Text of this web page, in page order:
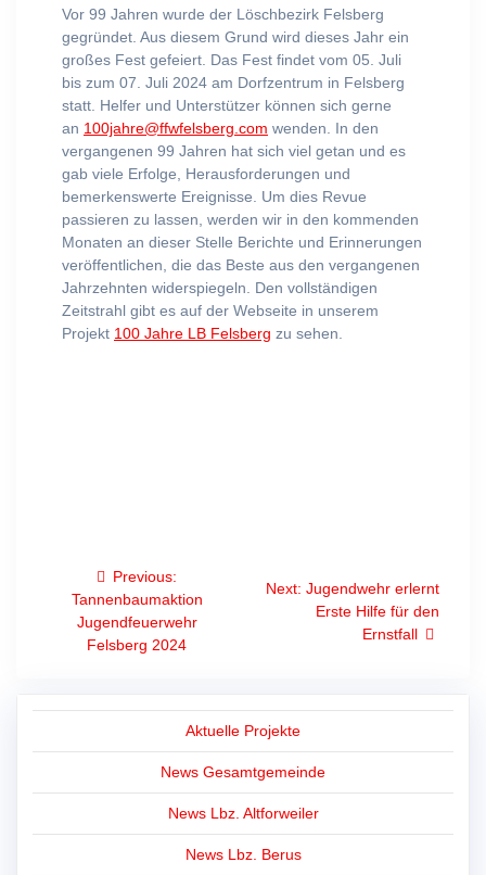
Vor 99 Jahren wurde der Löschbezirk Felsberg
gegründet. Aus diesem Grund wird dieses Jahr ein
großes Fest gefeiert. Das Fest findet vom 05. Juli
bis zum 07. Juli 2024 am Dorfzentrum in Felsberg
statt. Helfer und Unterstützer können sich gerne
an 100jahre@ffwfelsberg.com wenden. In den
vergangenen 99 Jahren hat sich viel getan und es
gab viele Erfolge, Herausforderungen und
bemerkenswerte Ereignisse. Um dies Revue
passieren zu lassen, werden wir in den kommenden
Monaten an dieser Stelle Berichte und Erinnerungen
veröffentlichen, die das Beste aus den vergangenen
Jahrzehnten widerspiegeln. Den vollständigen
Zeitstrahl gibt es auf der Webseite in unserem
Projekt 100 Jahre LB Felsberg zu sehen.
Beitragsnavigation
Previous:
post:
Tannenbaumaktion
Jugendfeuerwehr
Felsberg 2024
Next: Next
post:
Jugendwehr erlernt
Erste Hilfe für den
Ernstfall
Aktuelle Projekte
News Gesamtgemeinde
News Lbz. Altforweiler
News Lbz. Berus